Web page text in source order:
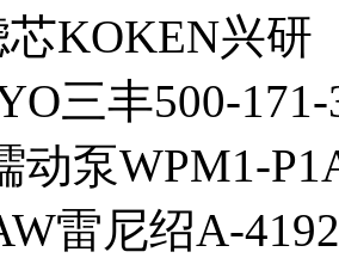
KOKEN兴研
三丰500-
动泵WPM1-
雷尼绍A-